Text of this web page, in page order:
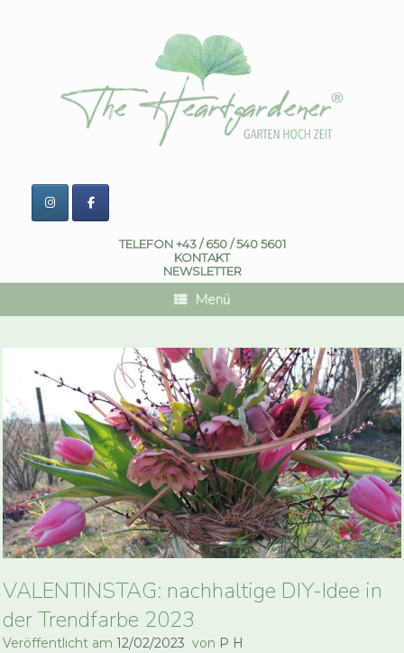
TELEFON +43 / 650 / 540 5601
KONTAKT
NEWSLETTER
Menü
VALENTINSTAG: nachhaltige DIY-Idee in
der Trendfarbe 2023
Veröffentlicht am 12/02/2023 von P H